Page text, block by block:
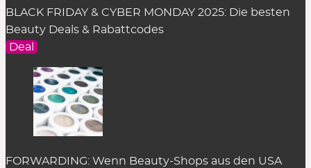
BLACK FRIDAY & CYBER MONDAY 2025: Die besten
Beauty Deals & Rabattcodes
Deal
FORWARDING: Wenn Beauty-Shops aus den USA